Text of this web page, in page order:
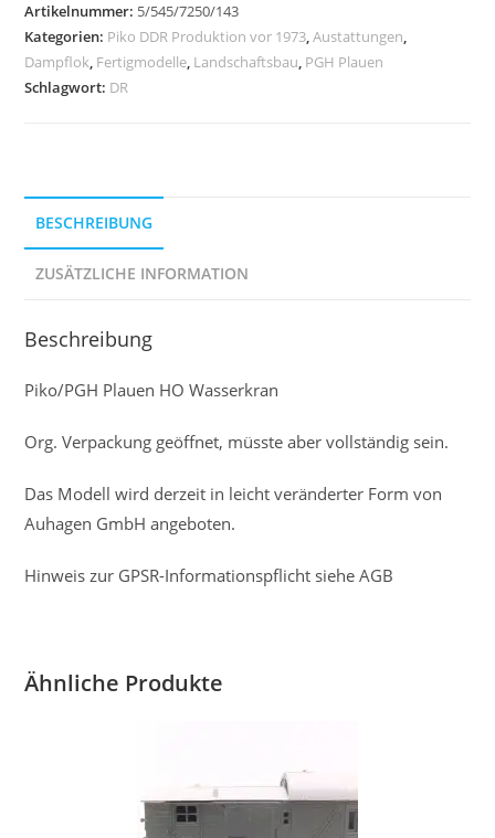
Artikelnummer: 5/545/7250/143
Kategorien: Piko DDR Produktion vor 1973,Austattungen,
Dampflok, Fertigmodelle, Landschaftsbau, PGH Plauen
Schlagwort: DR
BESCHREIBUNG
ZUSÄTZLICHE INFORMATION
Beschreibung
Piko/PGH Plauen HO Wasserkran
Org. Verpackung geöffnet, müsste aber vollständig sein.
Das Modell wird derzeit in leicht veränderter Form von
Auhagen GmbH angeboten.
Hinweis zur GPSR-Informationspflicht siehe AGB
Ähnliche Produkte